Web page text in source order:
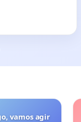
vamos agir